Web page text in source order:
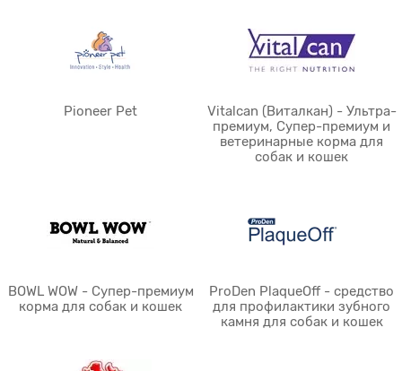
Pioneer Pet
Vitalcan (Виталкан) - Ультра-
премиум, Супер-премиум и
ветеринарные корма для
собак и кошек
BOWL WOW - Супер-премиум
корма для собак и кошек
ProDen PlaqueOff - средство
для профилактики зубного
камня для собак и кошек